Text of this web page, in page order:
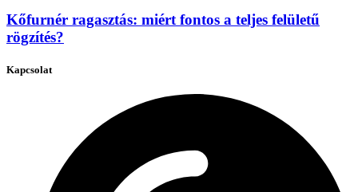
Kőfurnér ragasztás: miért fontos a teljes felületű
rögzítés?
Kapcsolat